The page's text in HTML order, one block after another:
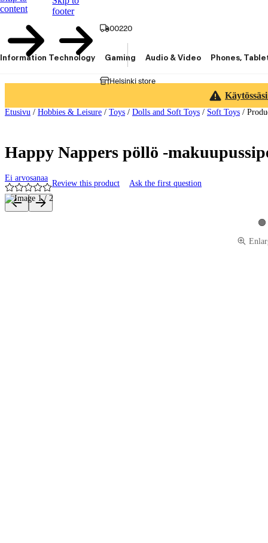
content
footer
00220
Helsinki store
Information Technology Gaming Audio & Video Phones,
Etusivu / Hobbies & Leisure / Toys / Dolls and Soft Toys / Soft Toys /
Happy Nappers pöllö -
Ei arvosanaa
Review this product Ask the first question
Product images and videos